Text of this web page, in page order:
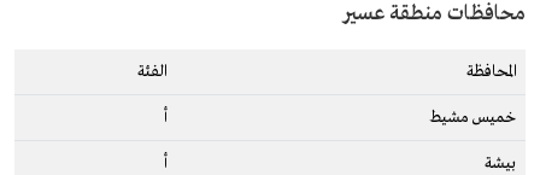
محافظات منطقة عسير
المحافظة الفئة
خميس مشيط أ
بيشة أ